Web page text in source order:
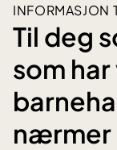
INFORMASJON
Til deg
som
nærmer